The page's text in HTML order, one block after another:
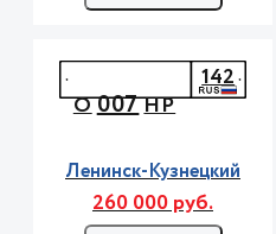
О007НР
142
Ленинск-Кузнецкий
260 000 руб.